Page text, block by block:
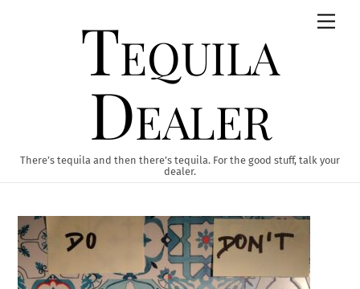
Tequila
Dealer
There’s tequila and then there’s tequila. For the good stuff, talk your
dealer.